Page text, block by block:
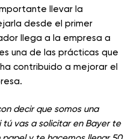
llevar la
desde el primer
llega a la empresa a
una de las prácticas que
contribuido a mejorar el
decir que somos una
vas a solicitar en Bayer te